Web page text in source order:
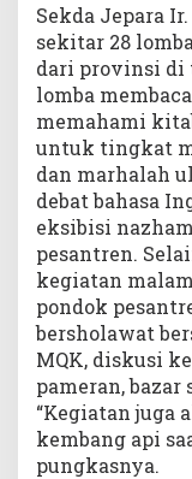
Sekda Jepara
sekitar 28
dari provinsi di
lomba
memahami
untuk tingkat
dan marhalah
debat bahasa
eksibisi
pesantren.
kegiatan
pondok
bersholawat
MQK, diskusi
pameran,
“Kegiatan juga
kembang api
pungkasnya.